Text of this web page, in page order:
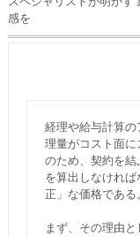
感を
経理や給与計算
理量がコスト面
のため、契約を
を算出しなけれ
正」な価格である
まず、その理由